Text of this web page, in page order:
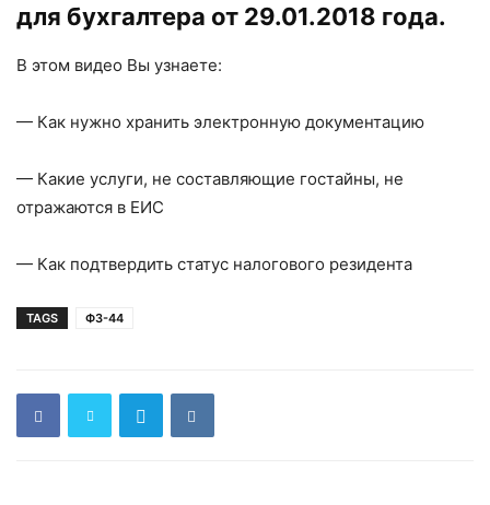
для бухгалтера от 29.01.2018 года.
В этом видео Вы узнаете:
— Как нужно хранить электронную документацию
— Какие услуги, не составляющие гостайны, не
отражаются в ЕИС
— Как подтвердить статус налогового резидента
TAGS ФЗ-44